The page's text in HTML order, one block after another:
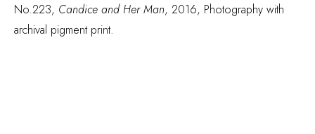
No.223, Candice and Her Man, 2016, Photography with
archival pigment print.